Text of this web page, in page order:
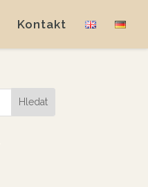
Kontakt